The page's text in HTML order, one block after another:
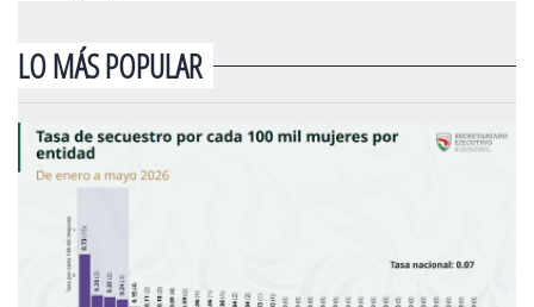
LO MÁS POPULAR